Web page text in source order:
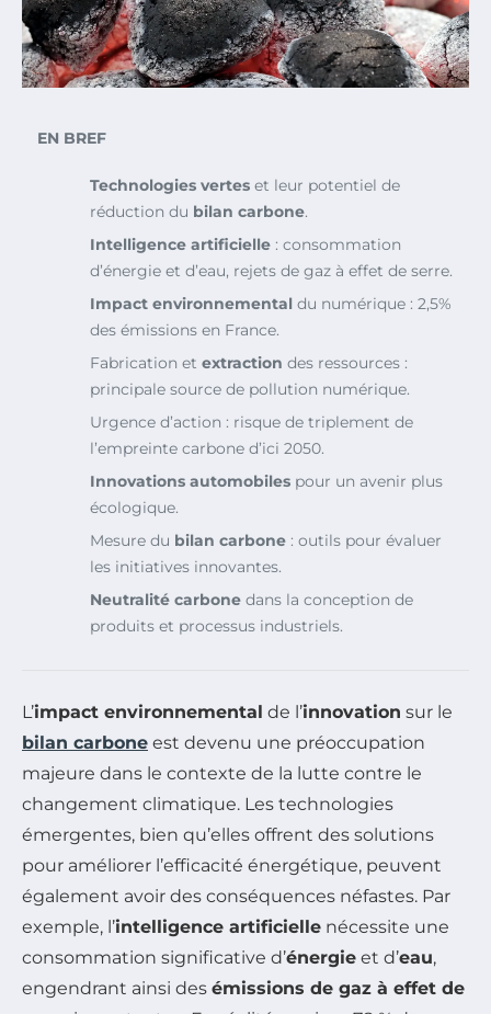
EN BREF
Technologies vertes et leur potentiel de
réduction du bilan carbone.
Intelligence artificielle : consommation
d’énergie et d’eau, rejets de gaz à effet de serre.
Impact environnemental du numérique : 2,5%
des émissions en France.
Fabrication et extraction des ressources :
principale source de pollution numérique.
Urgence d’action : risque de triplement de
l’empreinte carbone d’ici 2050.
Innovations automobiles pour un avenir plus
écologique.
Mesure du bilan carbone : outils pour évaluer
les initiatives innovantes.
Neutralité carbone dans la conception de
produits et processus industriels.
L’impact environnemental de l’innovation sur le
bilan carbone est devenu une préoccupation
majeure dans le contexte de la lutte contre le
changement climatique. Les technologies
émergentes, bien qu’elles offrent des solutions
pour améliorer l’efficacité énergétique, peuvent
également avoir des conséquences néfastes. Par
exemple, l’intelligence artificielle nécessite une
consommation significative d’énergie et d’eau,
engendrant ainsi des émissions de gaz à effet de